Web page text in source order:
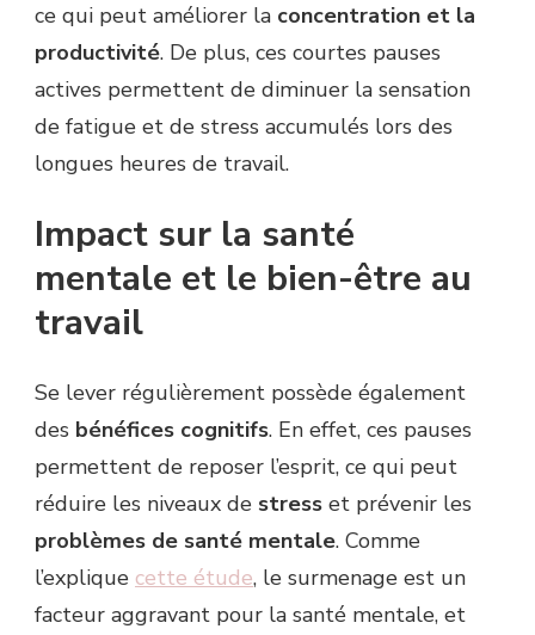
ce qui peut améliorer la concentration et la
productivité. De plus, ces courtes pauses
actives permettent de diminuer la sensation
de fatigue et de stress accumulés lors des
longues heures de travail.
Impact sur la santé
mentale et le bien-être au
travail
Se lever régulièrement possède également
des bénéfices cognitifs. En effet, ces pauses
permettent de reposer l’esprit, ce qui peut
réduire les niveaux de stress et prévenir les
problèmes de santé mentale. Comme
l’explique cette étude, le surmenage est un
facteur aggravant pour la santé mentale, et